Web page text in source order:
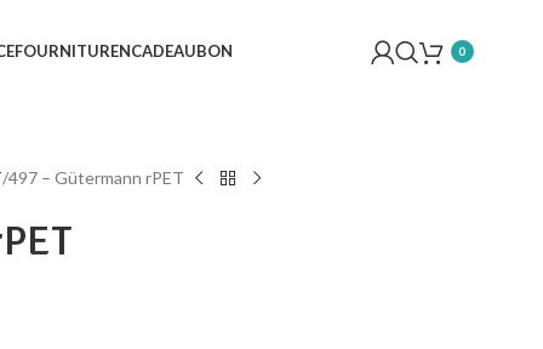
FOURNITURENCADEAUBON 0
497 – Gütermann rPET